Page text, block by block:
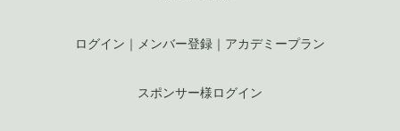
ログイン ｜ メンバー登録 ｜ アカデミープラン
スポンサー様ログイン